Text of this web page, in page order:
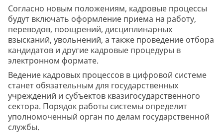
Согласно новым положениям, кадровые процессы
будут включать оформление приема на работу,
переводов, поощрений, дисциплинарных
взысканий, увольнений, а также проведение отбора
кандидатов и другие кадровые процедуры в
электронном формате.
Ведение кадровых процессов в цифровой системе
станет обязательным для государственных
учреждений и субъектов квазигосударственного
сектора. Порядок работы системы определит
уполномоченный орган по делам государственной
службы.